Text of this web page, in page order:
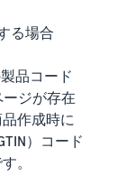
る場合
品コード
ージが存在
作成時に
）コード
。